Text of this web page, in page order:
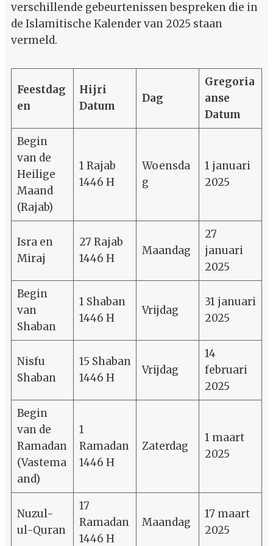
verschillende gebeurtenissen bespreken die in
de Islamitische Kalender van 2025 staan
vermeld.
Feestdag
en
Hijri
Datum
Dag
Gregoria
anse
Datum
Begin
van de
Heilige
Maand
(Rajab)
1 Rajab
1446 H
Woensda
g
1 januari
2025
Isra en
Miraj
27 Rajab
1446 H
Maandag
27
januari
2025
Begin
van
Shaban
1 Shaban
1446 H
Vrijdag
31 januari
2025
Nisfu
Shaban
15 Shaban
1446 H
Vrijdag
14
februari
2025
Begin
van de
Ramadan
(Vastema
and)
1
Ramadan
1446 H
Zaterdag
1 maart
2025
Nuzul-
ul-Quran
17
Ramadan
1446 H
Maandag
17 maart
2025